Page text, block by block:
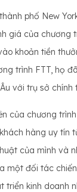
phố New
giá của chương
khoản tiền
trình FTT, họ
với trụ sở chính
của chương
hàng uy tín
của mình và
một đối tác
triển kinh doanh